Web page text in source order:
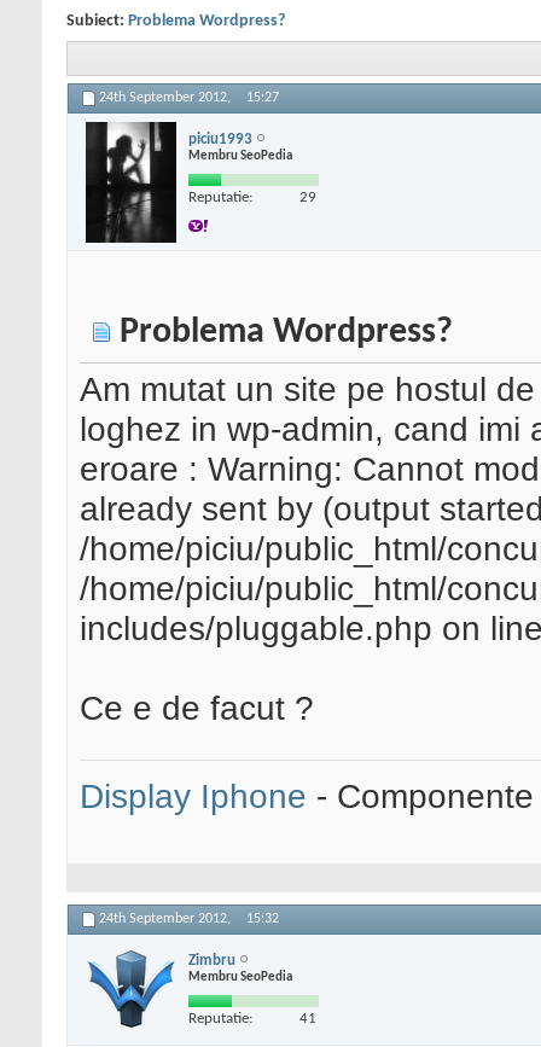
Subiect: Problema Wordpress?
24th September 2012, 15:27
piciu1993
Membru SeoPedia
Reputatie: 29
Problema Wordpress?
Am mutat un site pe hostul
loghez in wp-admin, cand imi
eroare : Warning: Cannot
already sent by (output
/home/piciu/public_html/
/home/piciu/public_html/
includes/pluggable.php on
Ce e de facut ?
Display Iphone -
24th September 2012, 15:32
Zimbru
Membru SeoPedia
Reputatie: 41